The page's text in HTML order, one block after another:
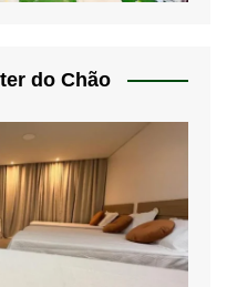
do Chão